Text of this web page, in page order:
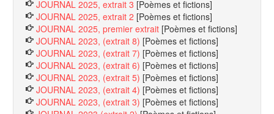
JOURNAL 2025, extrait 3 [Poèmes et fictions]
JOURNAL 2025, extrait 2 [Poèmes et fictions]
JOURNAL 2025, premier extrait [Poèmes et fictions]
JOURNAL 2023, (extrait 8) [Poèmes et fictions]
JOURNAL 2023, (extrait 7) [Poèmes et fictions]
JOURNAL 2023, (extrait 6) [Poèmes et fictions]
JOURNAL 2023, (extrait 5) [Poèmes et fictions]
JOURNAL 2023, (extrait 4) [Poèmes et fictions]
JOURNAL 2023, (extrait 3) [Poèmes et fictions]